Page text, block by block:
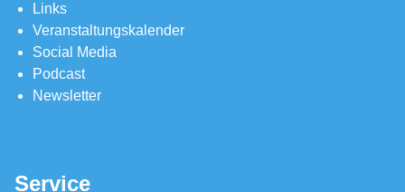
Links
Veranstaltungskalender
Social Media
Podcast
Newsletter
Service